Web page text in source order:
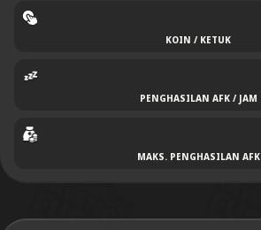
KOIN / KETUK
PENGHASILAN AFK / JAM
MAKS. PENGHASILAN AFK